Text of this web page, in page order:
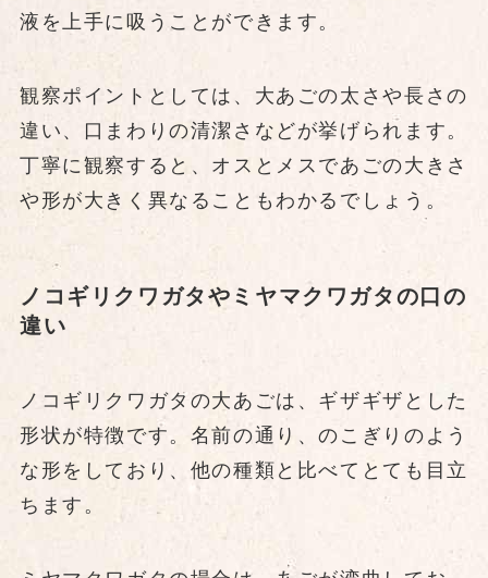
液を上手に吸うことができます。
観察ポイントとしては、大あごの太さや長さの
違い、口まわりの清潔さなどが挙げられます。
丁寧に観察すると、オスとメスであごの大きさ
や形が大きく異なることもわかるでしょう。
ノコギリクワガタやミヤマクワガタの口の
違い
ノコギリクワガタの大あごは、ギザギザとした
形状が特徴です。名前の通り、のこぎりのよう
な形をしており、他の種類と比べてとても目立
ちます。